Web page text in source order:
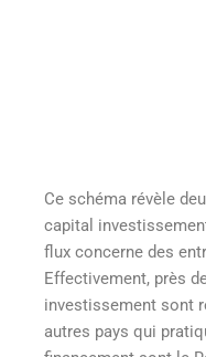
Ce schéma révèle
capital
flux concerne des
Effectivement, près
investissement sont
autres pays qui